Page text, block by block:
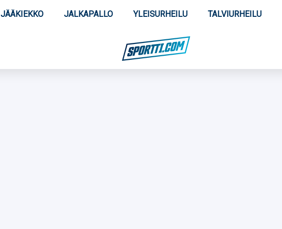
JÄÄKIEKKO JALKAPALLO YLEISURHEILU TALVIURHEILU